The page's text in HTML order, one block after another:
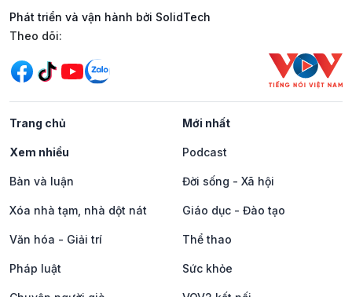
Phát triển và vận hành bởi SolidTech
Mạng xã hội
Theo dõi:
Trang chủ Mới nhất
Xem nhiều Podcast
Bàn và luận Đời sống - Xã hội
Xóa nhà tạm, nhà dột nát Giáo dục - Đào tạo
Văn hóa - Giải trí Thể thao
Pháp luật Sức khỏe